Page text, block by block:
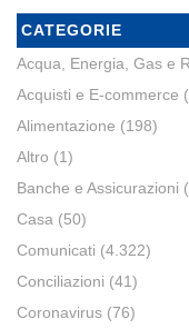
CATEGORIE
Acqua, Energia, Gas e
Acquisti e E-commerce
Alimentazione (198)
Altro (1)
Banche e Assicurazioni
Casa (50)
Comunicati (4.322)
Conciliazioni (41)
Coronavirus (76)